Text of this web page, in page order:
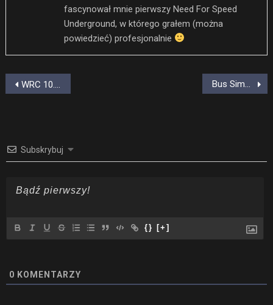
fascynował mnie pierwszy Need For Speed
Underground, w którego grałem (można
powiedzieć) profesjonalnie
Nawigacja
wpisu
WRC 10. Pełna lista samochodów ujawniona
Subskrybuj
{} [+]
0 KOMENTARZY